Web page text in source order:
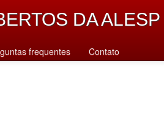
DA ALESP
frequentes Contato